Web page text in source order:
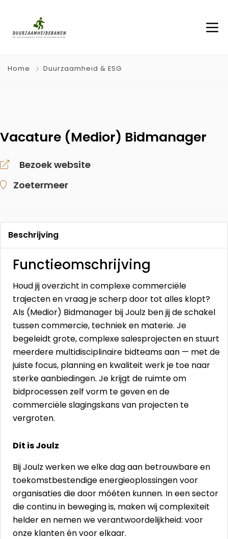
Home Duurzaamheid & ESG
Vacature (Medior) Bidmanager
Bezoek website
Zoetermeer
Beschrijving
Functieomschrijving
Houd jij overzicht in complexe commerciële
trajecten en vraag je scherp door tot alles klopt?
Als (Medior) Bidmanager bij Joulz ben jij de schakel
tussen commercie, techniek en materie. Je
begeleidt grote, complexe salesprojecten en stuurt
meerdere multidisciplinaire bidteams aan — met de
juiste focus, planning en kwaliteit werk je toe naar
sterke aanbiedingen. Je krijgt de ruimte om
bidprocessen zelf vorm te geven en de
commerciële slagingskans van projecten te
vergroten.
Dit is Joulz
Bij Joulz werken we elke dag aan betrouwbare en
toekomstbestendige energieoplossingen voor
organisaties die door móéten kunnen. In een sector
die continu in beweging is, maken wij complexiteit
helder en nemen we verantwoordelijkheid: voor
onze klanten én voor elkaar.